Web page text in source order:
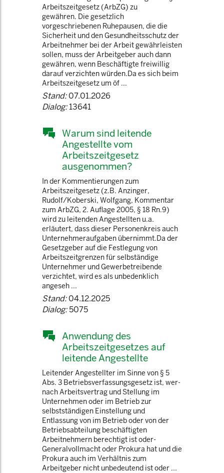
Arbeitszeitgesetz (ArbZG) zu
gewähren. Die gesetzlich
vorgeschriebenen Ruhepausen, die die
Sicherheit und den Gesundheitsschutz der
Arbeitnehmer bei der Arbeit gewährleisten
sollen, muss der Arbeitgeber auch dann
gewähren, wenn Beschäftigte freiwillig
darauf verzichten würden.Da es sich beim
Arbeitszeitgesetz um öf ...
Stand:07.01.2026
Dialog:13641
Warum sind leitende
Angestellte vom
Arbeitszeitgesetz
ausgenommen?
In der Kommentierungen zum
Arbeitszeitgesetz (z.B. Anzinger,
Rudolf/Koberski, Wolfgang, Kommentar
zum ArbZG, 2. Auflage 2005, § 18 Rn.9)
wird zu leitenden Angestellten u.a.
erläutert, dass dieser Personenkreis auch
Unternehmeraufgaben übernimmt.Da der
Gesetzgeber auf die Festlegung von
Arbeitszeitgrenzen für selbständige
Unternehmer und Gewerbetreibende
verzichtet, wird es als unbedenklich
angeseh ...
Stand:04.12.2025
Dialog:5075
Anwendung des
Arbeitszeitgesetzes auf
leitende Angestellte
Leitender Angestellter im Sinne von § 5
Abs. 3 Betriebsverfassungsgesetz ist, wer­
nach Arbeitsvertrag und Stellung im
Unternehmen oder im Betrieb zur
selbstständigen Einstellung und
Entlassung von im Betrieb oder von der
Betriebsabteilung beschäftigten
Arbeitnehmern berechtigt ist oder­
Generalvollmacht oder Prokura hat und die
Prokura auch im Verhältnis zum
Arbeitgeber nicht unbedeutend ist oder ...